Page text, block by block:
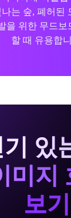
는 숲, 폐허된
을 위한 무드보
할 때 유용합
있
미지
보기